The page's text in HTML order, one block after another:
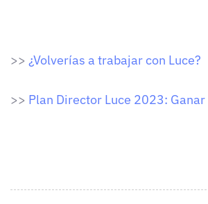
>> ¿Volverías a trabajar con Luce?
>> Plan Director Luce 2023: